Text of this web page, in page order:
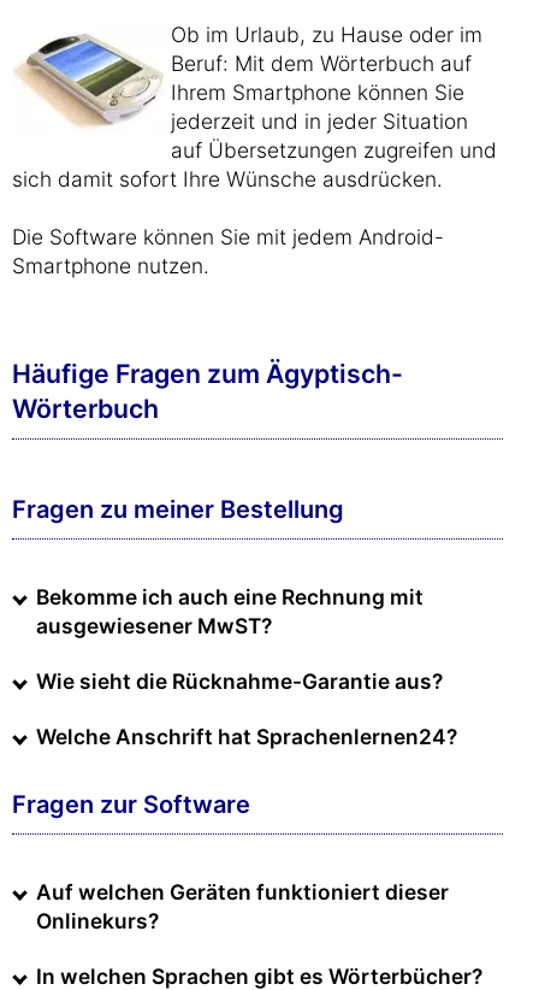
Ob im Urlaub, zu Hause oder im
Beruf: Mit dem Wörterbuch auf
Ihrem Smartphone können Sie
jederzeit und in jeder Situation
auf Übersetzungen zugreifen und
sich damit sofort Ihre Wünsche ausdrücken.
Die Software können Sie mit jedem Android-
Smartphone nutzen.
Häufige Fragen zum Ägyptisch-
Wörterbuch
Fragen zu meiner Bestellung
Bekomme ich auch eine Rechnung mit
ausgewiesener MwST?
Wie sieht die Rücknahme-Garantie aus?
Welche Anschrift hat Sprachenlernen24?
Fragen zur Software
Auf welchen Geräten funktioniert dieser
Onlinekurs?
In welchen Sprachen gibt es Wörterbücher?